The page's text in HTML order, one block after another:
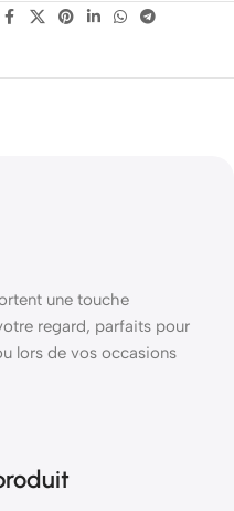
une touche
regard, parfaits pour
lors de vos occasions